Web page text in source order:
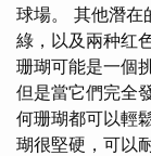
球場。 其他潛在
綠，以及兩种红
珊瑚可能是一個
但是當它們完全
何珊瑚都可以輕
瑚很堅硬，可以